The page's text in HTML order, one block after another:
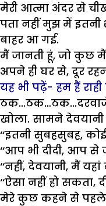
मेरी आत्मा अंदर से चीख
पता नहीं मुझ में
बाहर आ गई.
मैं जानती हूं, जो कुछ मैं
अपने ही घर से, दूर
यह भी पढ़ें- हम हैं राही
ठक…ठक…ठक…दरवाजे
खोला. सामने देवयानी
‘‘इतनी सुबहसुबह,
‘‘आप भी दीदी, आप
‘‘नहीं, देवयानी, मैं
‘‘ऐसा नहीं हो सकता,
मेरे कुछ कहने से पहले